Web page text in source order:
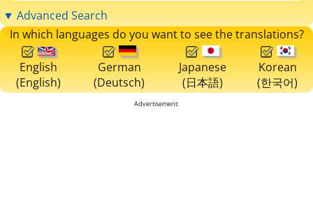
▼ Advanced Search
In which languages do you want to see the translations?
English
(English)
German
(Deutsch)
Japanese
(日本語)
Korean
(한국어)
Advertisement: